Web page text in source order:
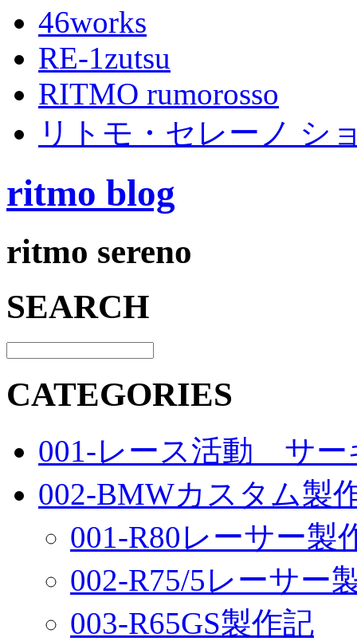
46works
RE-1zutsu
RITMO rumorosso
リトモ・セレーノ シ
ritmo blog
ritmo sereno
SEARCH
CATEGORIES
001-レース活動 サー
002-BMWカスタム製
001-R80レーサー製
002-R75/5レーサー
003-R65GS製作記